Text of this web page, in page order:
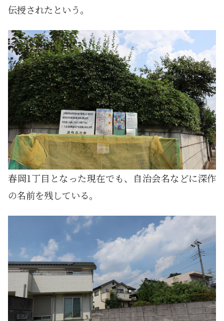
伝授されたという。
春岡1丁目となった現在でも、自治会名などに深作
の名前を残している。